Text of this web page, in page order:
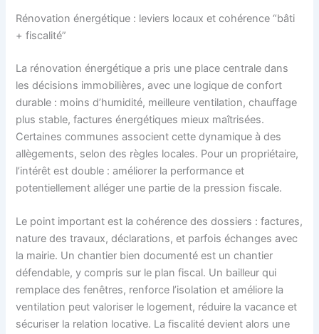
Rénovation énergétique : leviers locaux et cohérence “bâti
+ fiscalité”
La rénovation énergétique a pris une place centrale dans
les décisions immobilières, avec une logique de confort
durable : moins d’humidité, meilleure ventilation, chauffage
plus stable, factures énergétiques mieux maîtrisées.
Certaines communes associent cette dynamique à des
allègements, selon des règles locales. Pour un propriétaire,
l’intérêt est double : améliorer la performance et
potentiellement alléger une partie de la pression fiscale.
Le point important est la cohérence des dossiers : factures,
nature des travaux, déclarations, et parfois échanges avec
la mairie. Un chantier bien documenté est un chantier
défendable, y compris sur le plan fiscal. Un bailleur qui
remplace des fenêtres, renforce l’isolation et améliore la
ventilation peut valoriser le logement, réduire la vacance et
sécuriser la relation locative. La fiscalité devient alors une